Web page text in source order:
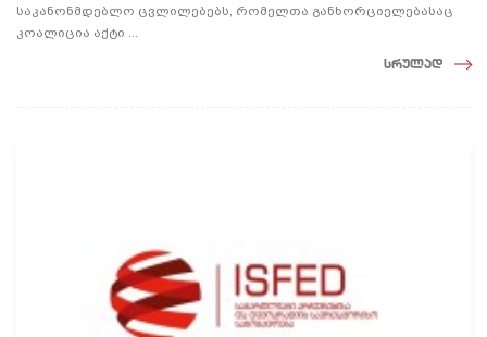
საკანონმდებლო ცვლილებებს, რომელთა განხორციელებასაც
კოალიცია აქტი ...
სრულად